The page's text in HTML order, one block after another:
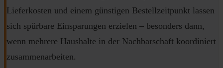
Lieferkosten und einem günstigen Bestellzeitpunkt lassen
sich spürbare Einsparungen erzielen – besonders dann,
wenn mehrere Haushalte in der Nachbarschaft koordiniert
zusammenarbeiten.